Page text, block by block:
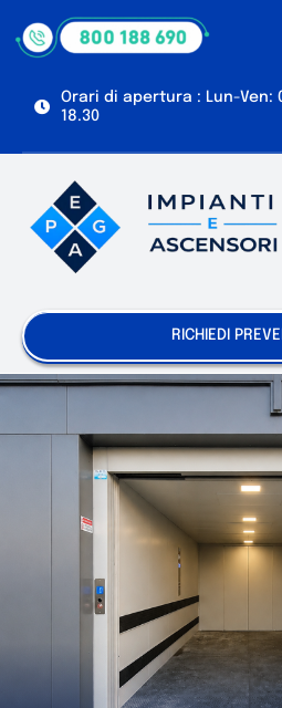
to
Orari di apertura : Lun-Ven:
18.30
Servizi
Agevolazioni e Normative
RICHIEDI